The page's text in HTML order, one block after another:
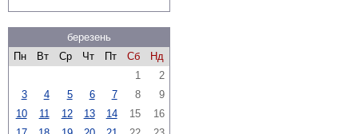
березень
Пн
Вт Ср Чт Пт Сб
Нд
1
2
3
4 5 6 7 8
9
10
11 12 13 14 15
16